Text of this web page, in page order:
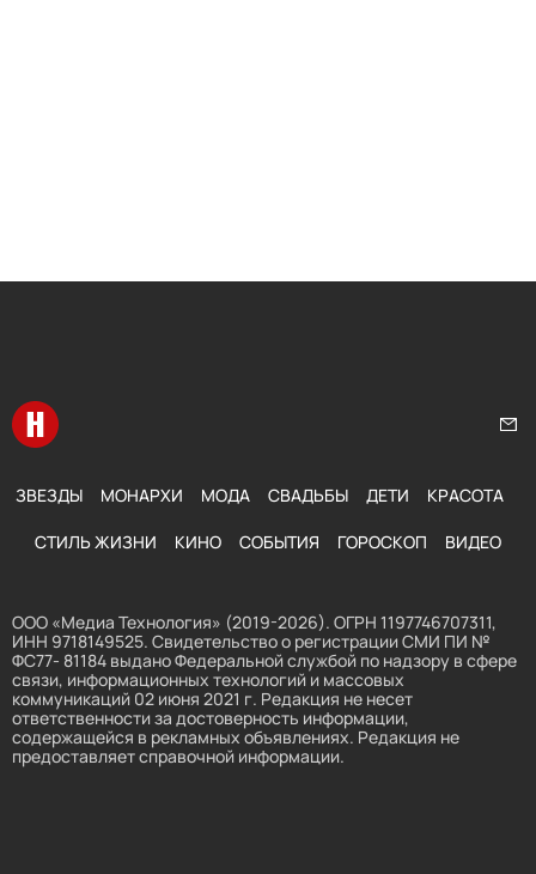
Перейти на главную
ЗВЕЗДЫ МОНАРХИ МОДА СВАДЬБЫ ДЕТИ КРАСОТА
СТИЛЬ ЖИЗНИ КИНО СОБЫТИЯ ГОРОСКОП ВИДЕО
ООО «Медиа Технология» (2019-2026). ОГРН 1197746707311,
ИНН 9718149525. Свидетельство о регистрации СМИ ПИ №
ФС77- 81184 выдано Федеральной службой по надзору в сфере
связи, информационных технологий и массовых
коммуникаций 02 июня 2021 г. Редакция не несет
ответственности за достоверность информации,
содержащейся в рекламных объявлениях. Редакция не
предоставляет справочной информации.